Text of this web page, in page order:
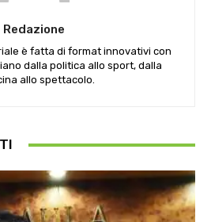
Redazione
è fatta di format innovativi con
dalla politica allo sport, dalla
allo spettacolo.